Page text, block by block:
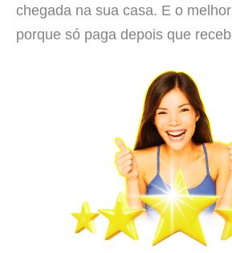
chegada na sua casa. E o
porque só paga depois que